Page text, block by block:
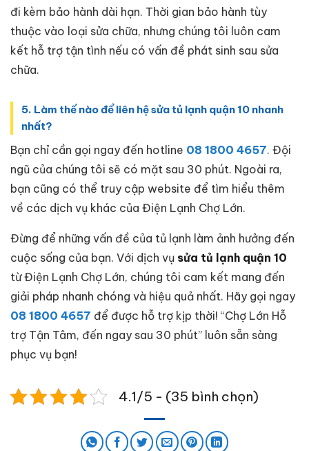
đi kèm bảo hành dài hạn. Thời gian bảo hành tùy
thuộc vào loại sửa chữa, nhưng chúng tôi luôn cam
kết hỗ trợ tận tình nếu có vấn đề phát sinh sau sửa
chữa.
5. Làm thế nào để liên hệ sửa tủ lạnh quận 10 nhanh
nhất?
Bạn chỉ cần gọi ngay đến hotline 08 1800 4657. Đội
ngũ của chúng tôi sẽ có mặt sau 30 phút. Ngoài ra,
bạn cũng có thể truy cập website để tìm hiểu thêm
về các dịch vụ khác của Điện Lạnh Chợ Lớn.
Đừng để những vấn đề của tủ lạnh làm ảnh hưởng đến
cuộc sống của bạn. Với dịch vụ sửa tủ lạnh quận 10
từ Điện Lạnh Chợ Lớn, chúng tôi cam kết mang đến
giải pháp nhanh chóng và hiệu quả nhất. Hãy gọi ngay
08 1800 4657 để được hỗ trợ kịp thời! “Chợ Lớn Hỗ
trợ Tận Tâm, đến ngay sau 30 phút” luôn sẵn sàng
phục vụ bạn!
4.1/5 - (35 bình chọn)